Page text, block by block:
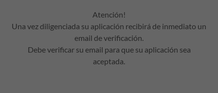
Atención!
Una vez diligenciada su aplicación recibirá de inmediato un
email de verificación.
Debe verificar su email para que su aplicación sea
aceptada.